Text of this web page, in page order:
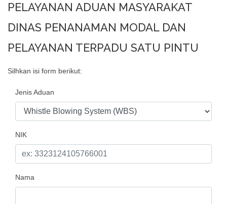
PELAYANAN ADUAN MASYARAKAT
DINAS PENANAMAN MODAL DAN
PELAYANAN TERPADU SATU PINTU
Silhkan isi form berikut:
Jenis Aduan
NIK
Nama